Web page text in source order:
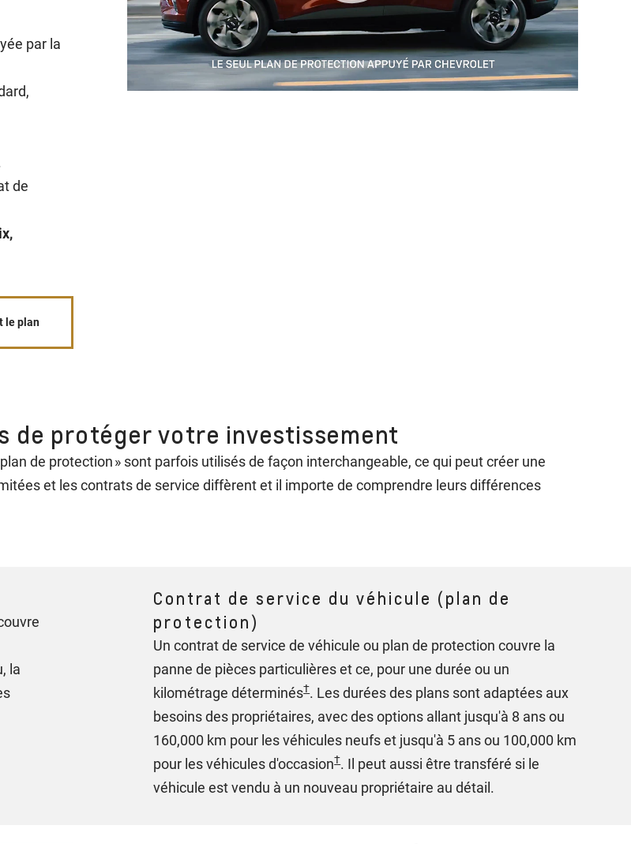
par la
de
le plan
de protéger votre investissement
de protection » sont parfois utilisés de façon interchangeable, ce qui peut créer une
et les contrats de service diffèrent et il importe de comprendre leurs différences
la
Contrat de service du véhicule (plan de
protection)
Un contrat de service de véhicule ou plan de protection couvre la
panne de pièces particulières et ce, pour une durée ou un
kilométrage déterminés†. Les durées des plans sont adaptées aux
besoins des propriétaires, avec des options allant jusqu'à 8 ans ou
160,000 km pour les véhicules neufs et jusqu'à 5 ans ou 100,000 km
pour les véhicules d'occasion†. Il peut aussi être transféré si le
véhicule est vendu à un nouveau propriétaire au détail.